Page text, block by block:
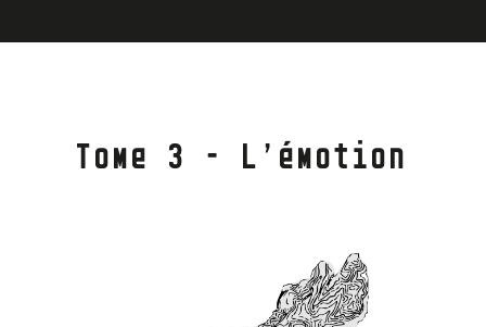
Tome 3 – L’émotion